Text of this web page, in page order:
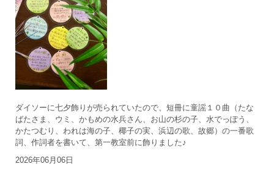
ダイソーに七夕飾りが売られていたので、短冊に童謡１０曲（たな
ばたさま、ウミ、かもめの水兵さん、お山の杉の子、水でっぽう、
かたつむり、われは海の子、椰子の実、浜辺の歌、故郷）の一番歌
詞、作詞者を書いて、第一教室前に飾りました♪
2026年06月06日